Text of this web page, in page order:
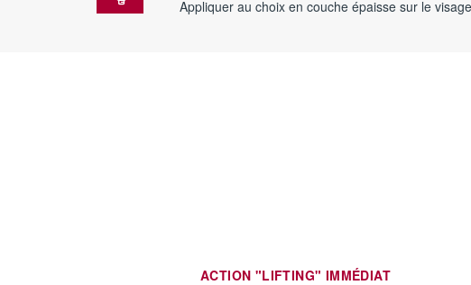
Appliquer au choix en couche épaisse sur le
ACTION "LIFTING" IMMÉDIAT